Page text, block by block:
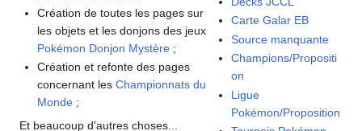
Création de toutes les pages sur
les objets et les donjons des jeux
Pokémon Donjon Mystère ;
Création et refonte des pages
concernant lesChampionnats du
Monde ;
Et beaucoup d'autres choses...
Carte Galar EB
Source manquante
Champions/Propositi
on
Ligue
Pokémon/Proposition